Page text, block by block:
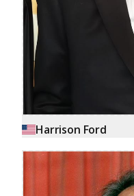
Harrison Ford